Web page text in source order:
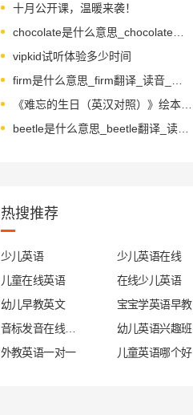
十月公开课，温暖来袭！
chocolate是什么意思_chocolate怎么读_音标'tʃɒklət
vipkid试听体验多少时间
《难忘的生日（英汉对照）》绘本简介
beetle是什么意思_beetle翻译_读音_用法_翻译
热搜推荐
少儿英语
少儿英语在线
儿童在线英语
在线少儿英语
幼儿早教英文
宝宝学英语早教
幼儿英语兴趣班
外教英语一对一
儿童英语哪个好